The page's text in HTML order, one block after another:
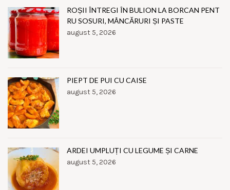
ROȘII ÎNTREGI ÎN BULION LA BORCAN PENT
RU SOSURI, MÂNCĂRURI ȘI PASTE
august 5, 2026
PIEPT DE PUI CU CAISE
august 5, 2026
ARDEI UMPLUȚI CU LEGUME ȘI CARNE
august 5, 2026